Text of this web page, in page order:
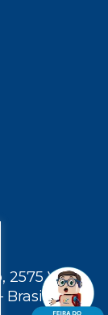
2575 Vila
Brasil